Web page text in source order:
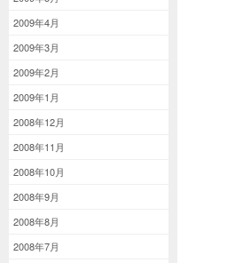
2009年4月
2009年3月
2009年2月
2009年1月
2008年12月
2008年11月
2008年10月
2008年9月
2008年8月
2008年7月